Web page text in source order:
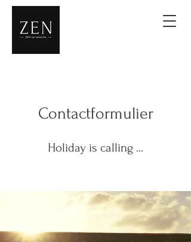
Contactformulier
Holiday is calling ...